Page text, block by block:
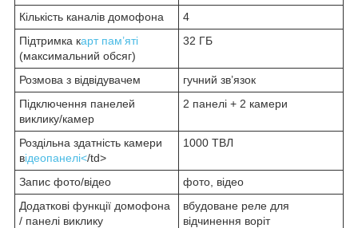
Кількість каналів домофона
4
Підтримка карт пам’яті
(максимальний обсяг)
32 ГБ
Розмова з відвідувачем
гучний зв’язок
Підключення панелей
виклику/камер
2 панелі + 2 камери
Роздільна здатність камери
відеопанелі</td>
1000 ТВЛ
Запис фото/відео
фото, відео
Додаткові функції домофона
/ панелі виклику
вбудоване реле для
відчинення воріт